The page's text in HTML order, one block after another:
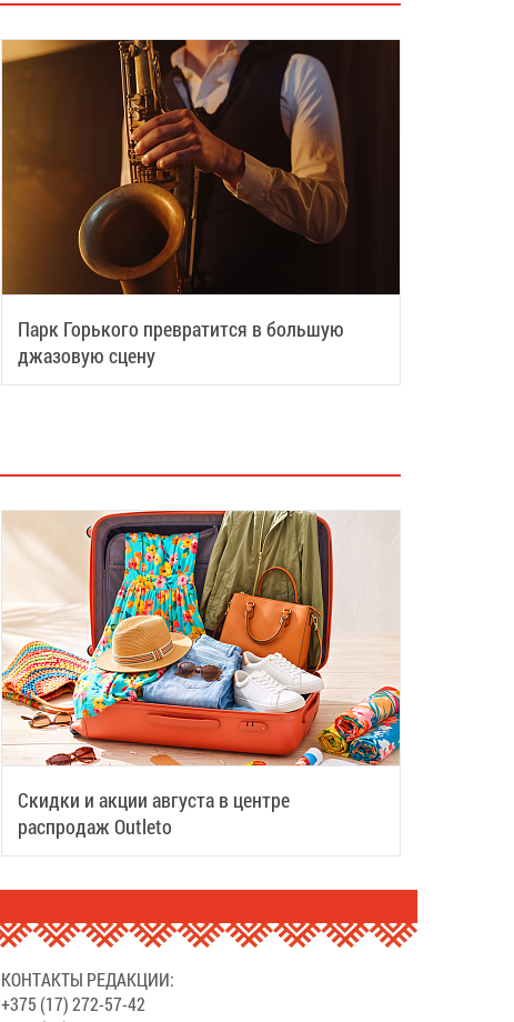
Парк Горького превратится в большую
джазовую сцену
Скидки и акции августа в центре
распродаж Outleto
КОНТАКТЫ РЕДАКЦИИ:
+375 (17) 272-57-42